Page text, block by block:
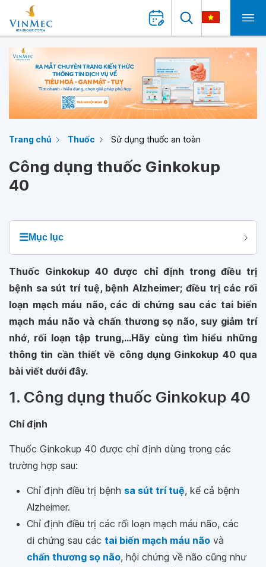
Trang chủ Thuốc Sử dụng thuốc an toàn
Công dụng thuốc Ginkokup
40
☰Mục lục
Thuốc Ginkokup 40 được chỉ định trong điều trị
bệnh sa sút trí tuệ, bệnh Alzheimer; điều trị các rối
loạn mạch máu não, các di chứng sau các tai biến
mạch máu não và chấn thương sọ não, suy giảm trí
nhớ, rối loạn tập trung,...Hãy cùng tìm hiểu những
thông tin cần thiết về công dụng Ginkokup 40 qua
bài viết dưới đây.
1. Công dụng thuốc Ginkokup 40
Chỉ định
Thuốc Ginkokup 40 được chỉ định dùng trong các
trường hợp sau:
Chỉ định điều trị bệnh sa sút trí tuệ, kể cả bệnh
Alzheimer.
Chỉ định điều trị các rối loạn mạch máu não, các
di chứng sau các tai biến mạch máu não và
chấn thương sọ não, hội chứng về não cũng như